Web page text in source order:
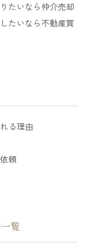
たいなら仲介売却
たいなら不動産買
る理由
頼
覧